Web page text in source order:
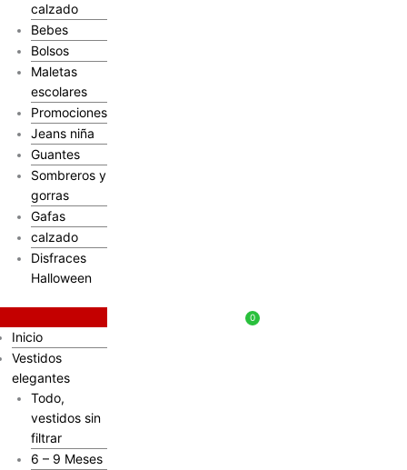
calzado
Bebes
Bolsos
Maletas
escolares
Promociones
Jeans niña
Guantes
Sombreros y
gorras
Gafas
calzado
Disfraces
Halloween
Inicio
Vestidos
elegantes
Todo,
vestidos sin
filtrar
6 – 9 Meses
0